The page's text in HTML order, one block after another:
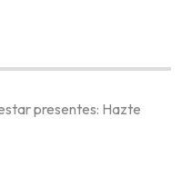
presentes: Hazte